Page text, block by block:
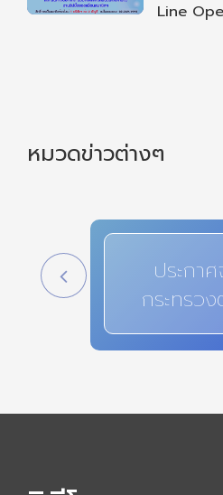
Line
หมวดข่าวต่างๆ
ประกา
กระทรว